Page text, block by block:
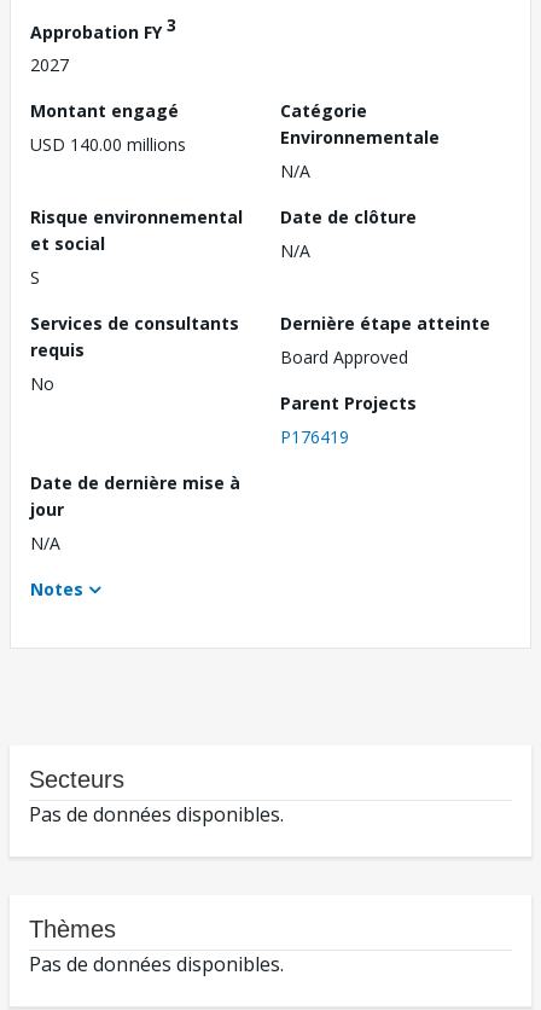
Approbation FY3
2027
Montant engagé
USD 140.00 millions
Catégorie
Environnementale
N/A
Risque environnemental
et social
S
Date de clôture
N/A
Services de consultants
requis
No
Dernière étape atteinte
Board Approved
Parent Projects
P176419
Date de dernière mise à
jour
N/A
Notes
Secteurs
Pas de données disponibles.
Thèmes
Pas de données disponibles.